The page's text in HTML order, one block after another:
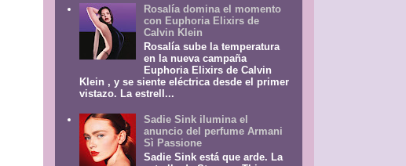
Rosalía domina el momento
con Euphoria Elixirs de
Calvin Klein
Rosalía sube la temperatura
en la nueva campaña
Euphoria Elixirs de Calvin
Klein , y se siente eléctrica desde el primer
vistazo. La estrell...
Sadie Sink ilumina el
anuncio del perfume Armani
Sì Passione
Sadie Sink está que arde. La